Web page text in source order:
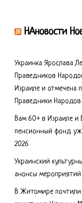
НАновости
Украинка Ярослава
Праведников
Израиле и
Праведники
Вам 60+ в Израиле и
пенсионный фонд
2026
Украинский
анонсы мероприятий
В Житомире почтили